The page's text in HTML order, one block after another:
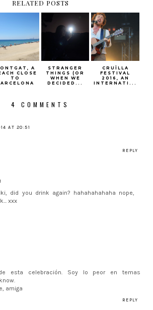
RELATED POSTS
A
CLOSE
TO
STRANGER
THINGS (OR
WHEN WE
DECIDED...
CRUÏLLA
FESTIVAL
2016, AN
INTERNATI...
4 COMMENTS
AT 20:51
REPLY
did you drink again? hahahahahaha nope,
xxx
esta celebración. Soy lo peor en temas
amiga
REPLY